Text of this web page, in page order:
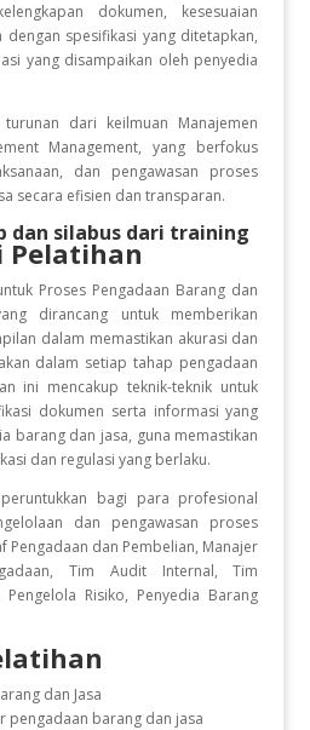
dokumen, kesesuaian
spesifikasi yang ditetapkan,
yang disampaikan oleh penyedia
dari keilmuan Manajemen
Management, yang berfokus
dan pengawasan proses
secara efisien dan transparan.
dan silabus dari training
Pelatihan
Proses Pengadaan Barang dan
dirancang untuk memberikan
dalam memastikan akurasi dan
dalam setiap tahap pengadaan
ini mencakup teknik-teknik untuk
dokumen serta informasi yang
barang dan jasa, guna memastikan
dan regulasi yang berlaku.
bagi para profesional
dan pengawasan proses
Pengadaan dan Pembelian, Manajer
Tim Audit Internal, Tim
Pengelola Risiko, Penyedia Barang
dan Jasa
pengadaan barang dan jasa